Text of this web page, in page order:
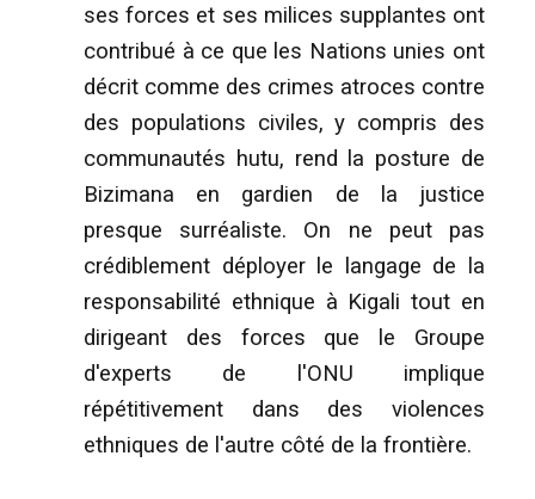
ses forces et ses milices supplantes ont
contribué à ce que les Nations unies ont
décrit comme des crimes atroces contre
des populations civiles, y compris des
communautés hutu, rend la posture de
Bizimana en gardien de la justice
presque surréaliste. On ne peut pas
crédiblement déployer le langage de la
responsabilité ethnique à Kigali tout en
dirigeant des forces que le Groupe
d'experts de l'ONU implique
répétitivement dans des violences
ethniques de l'autre côté de la frontière.